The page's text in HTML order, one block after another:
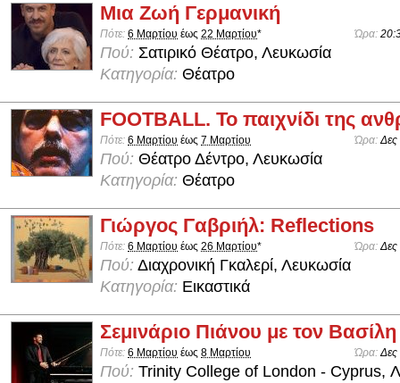
Μια Ζωή Γερμανική
Πότε: 6 Μαρτίου έως 22 Μαρτίου* Ώρα:
Πού: Σατιρικό Θέατρο, Λευκωσία
Κατηγορία: Θέατρο
FOOTBALL. Το παιχνίδι της
Πότε: 6 Μαρτίου έως 7 Μαρτίου Ώρα:Δες
Πού: Θέατρο Δέντρο, Λευκωσία
Κατηγορία: Θέατρο
Γιώργος Γαβριήλ: Reflections
Πότε: 6 Μαρτίου έως 26 Μαρτίου* Ώρα:Δες
Πού: Διαχρονική Γκαλερί, Λευκωσία
Κατηγορία: Εικαστικά
Σεμινάριο Πιάνου με τον
Πότε: 6 Μαρτίου έως 8 Μαρτίου Ώρα:Δες
Πού: Trinity College of London - Cyprus,